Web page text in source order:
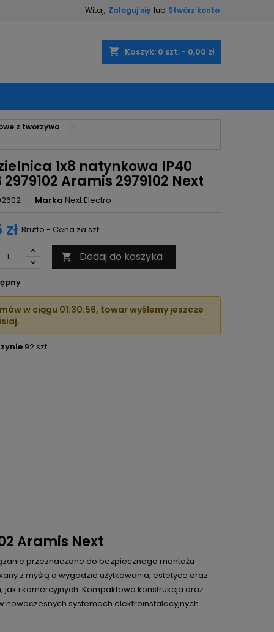
Witaj, Zaloguj się lub Stwórz konto
shopping_cart Koszyk: 0 szt. - 0,00 zł
z tworzywa
1x8 natynkowa IP40
2979102 Aramis 2979102 Next
Marka Next Electro
Brutto - Cena za szt.
 Dodaj do koszyka
w ciągu 01:30:54, towar wyślemy jeszcze
92 szt.
Aramis Next
przeznaczone do bezpiecznego montażu
z myślą o wygodzie użytkowania, estetyce oraz
i komercyjnych. Kompaktowa konstrukcja oraz
systemach elektroinstalacyjnych.